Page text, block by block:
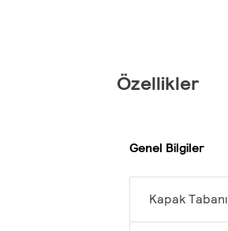
Özellikler
Genel Bilgiler
Kapak Tabanı